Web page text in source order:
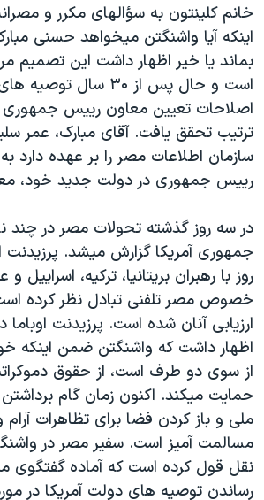
خانم کلينتون به سؤالهای مکرر و
اينکه آيا واشنگتن ميخواهد حسنی
بماند يا خير اظهار داشت اين تصميم
است و حال پس از ۳۰ سال
اصلاحات تعيين معاون رييس جمهوری
ترتيب تحقق يافت. آقای مبارک، عمر
سازمان اطلاعات مصر را بر عهده دارد
رييس جمهوری در دولت جديد خود،
در سه روز گذشته تحولات مصر در چند
جمهوری آمريکا گزارش ميشد. پرزيدنت
روز با رهبران بريتانيا، ترکيه،
خصوص مصر تلفنی تبادل نظر کرده
ارزيابی آنان شده است. پرزيدنت اوباما
اظهار داشت که واشنگتن ضمن اينکه
از سوی دو طرف است، از حقوق
حمايت ميکند. اکنون زمان گام
ملی و باز کردن فضا برای تظاهرات آرام
مسالمت آميز است. سفير مصر در
نقل قول کرده است که آماده گفتگوی
رساندن توصيه های دولت آمريکا در